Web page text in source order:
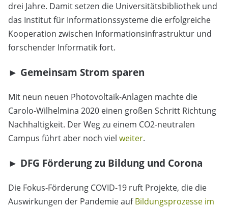
drei Jahre. Damit setzen die Universitätsbibliothek und
das Institut für Informationssysteme die erfolgreiche
Kooperation zwischen Informationsinfrastruktur und
forschender Informatik fort.
► Gemeinsam Strom sparen
Mit neun neuen Photovoltaik-Anlagen machte die
Carolo-Wilhelmina 2020 einen großen Schritt Richtung
Nachhaltigkeit. Der Weg zu einem CO2-neutralen
Campus führt aber noch viel weiter.
► DFG Förderung zu Bildung und Corona
Die Fokus-Förderung COVID-19 ruft Projekte, die die
Auswirkungen der Pandemie aufBildungsprozesse im